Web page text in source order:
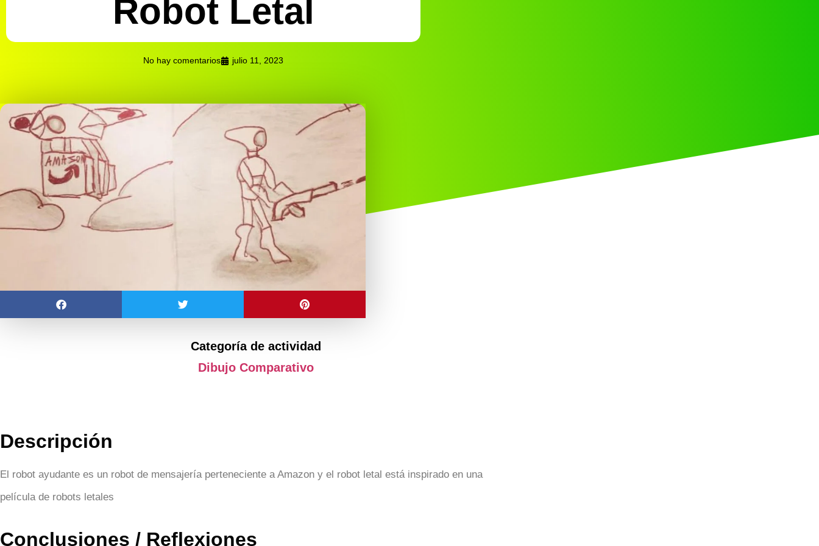
Robot Letal
No hay comentarios julio 11, 2023
Categoría de actividad
Dibujo Comparativo
Descripción
El robot ayudante es un robot de mensajería perteneciente a Amazon y el robot letal está inspirado en una
película de robots letales
Conclusiones / Reflexiones